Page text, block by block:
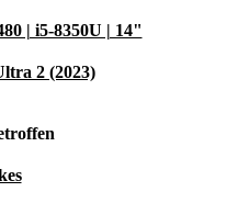
| i5-8350U | 14"
2 (2023)